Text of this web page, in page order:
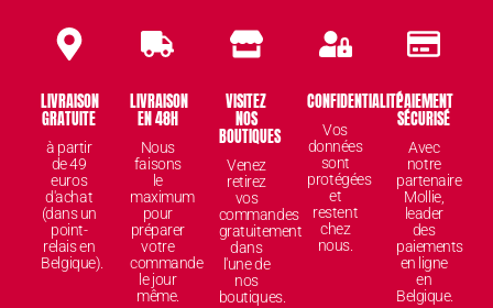
LIVRAISON
GRATUITE
à partir
de 49
euros
d'achat
(dans un
point-
relais en
Belgique).
LIVRAISON
EN 48H
Nous
faisons
le
maximum
pour
préparer
votre
commande
le jour
même.
VISITEZ
NOS
BOUTIQUES
Venez
retirez
vos
commandes
gratuitement
dans
l'une de
nos
boutiques.
CONFIDENTIALITÉ
Vos
données
sont
protégées
et
restent
chez
nous.
PAIEMENT
SÉCURISÉ
Avec
notre
partenaire
Mollie,
leader
des
paiements
en ligne
en
Belgique.